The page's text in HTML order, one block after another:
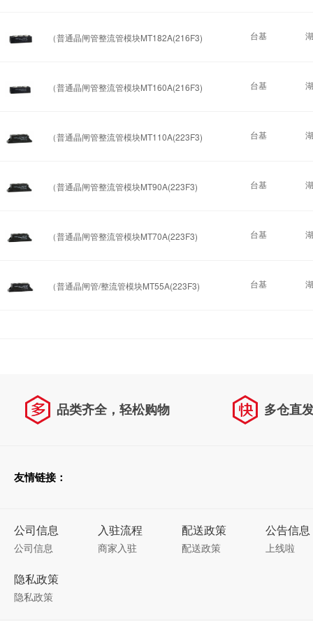
（普通晶闸管整流管模块MT182A(216F3) 台基
（普通晶闸管整流管模块MT160A(216F3) 台基
（普通晶闸管整流管模块MT110A(223F3) 台基
（普通晶闸管整流管模块MT90A(223F3) 台基
（普通晶闸管整流管模块MT70A(223F3) 台基
（普通晶闸管/整流管模块MT55A(223F3) 台基
品类齐全，轻松购物 多仓直
友情链接：
公司信息
公司信息
入驻流程
商家入驻
配送政策
配送政策
公告信息
上线啦
隐私政策
隐私政策